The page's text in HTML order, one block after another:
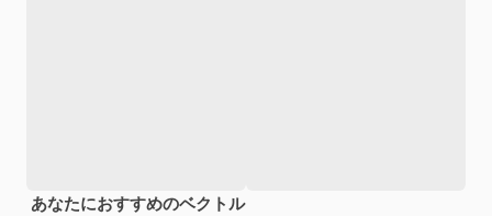
あなたにおすすめのベクトル